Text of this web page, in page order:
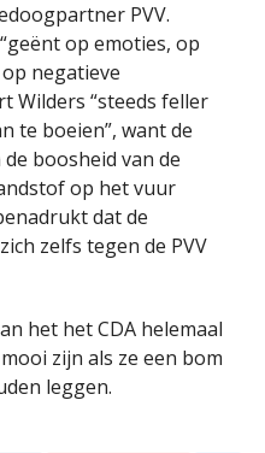
PVV.
op emoties, op
negatieve
Wilders “steeds feller
te boeien”, want de
boosheid van de
op het vuur
dat de
zelfs tegen de PVV
het het CDA helemaal
zijn als ze een bom
leggen.